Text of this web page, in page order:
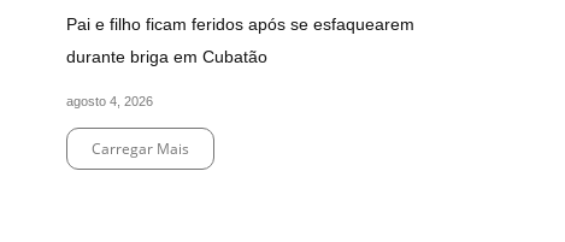
Pai e filho ficam feridos após se esfaquearem
durante briga em Cubatão
agosto 4, 2026
Carregar Mais